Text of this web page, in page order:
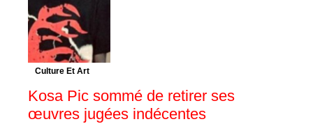
Culture Et Art
Kosa Pic sommé de retirer ses
œuvres jugées indécentes